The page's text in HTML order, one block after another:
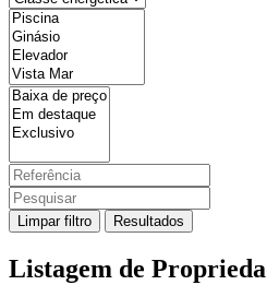
Limpar filtro Resultados
Listagem de